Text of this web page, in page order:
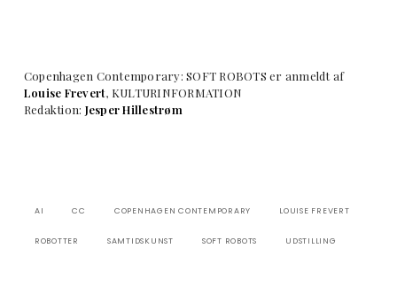
Copenhagen Contemporary: SOFT ROBOTS er anmeldt af
Louise Frevert, KULTURINFORMATION
Redaktion: Jesper Hillestrøm
AI CC COPENHAGEN CONTEMPORARY LOUISE FREVERT
ROBOTTER SAMTIDSKUNST SOFT ROBOTS UDSTILLING